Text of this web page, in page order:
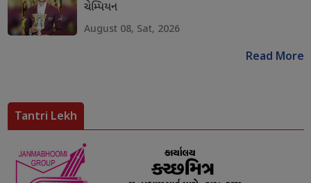
ચેમ્પિયન
August 08, Sat, 2026
Read More
Tantri Lekh